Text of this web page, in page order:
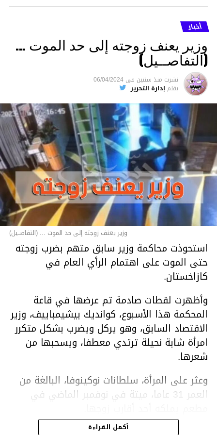
أخبار
وزير يعنف زوجته إلى حد الموت …
(التفاصــيل)
نشرت منذ سنتين فى 06/04/2024
بقلم إدارة التحرير
وزير يعنف زوجته إلى حد الموت ... (التفاصــيل)
استحوذت محاكمة وزير سابق متهم بضرب زوجته
حتى الموت على اهتمام الرأي العام في
كازاخستان.
وأظهرت لقطات صادمة تم عرضها في قاعة
المحكمة هذا الأسبوع، كوانديك بيشيمباييف، وزير
الاقتصاد السابق، وهو يركل ويضرب بشكل متكرر
امرأة شابة نحيلة ترتدي معطفا، ويسحبها من
شعرها.
وعثر على المرأة، سلطانات نوكينوفا، البالغة من
العمر 31 عاما، ميتة في نوفمبر الماضي في
أكمل القراءة